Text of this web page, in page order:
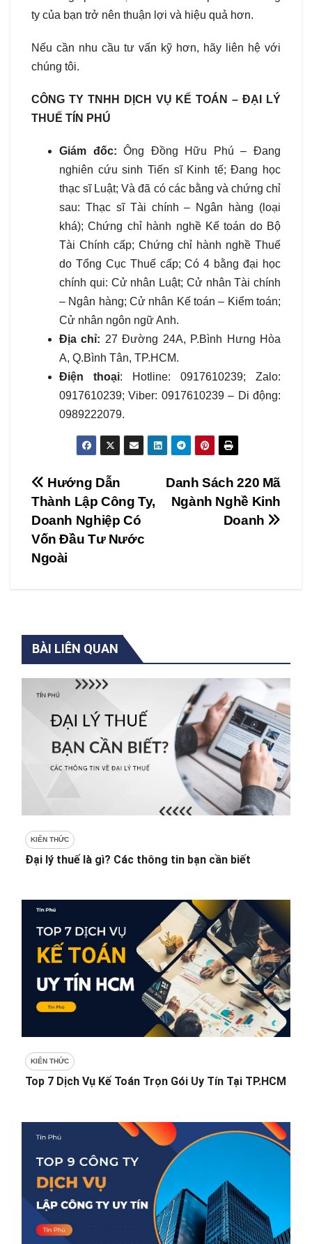
ty của bạn trở nên thuận lợi và hiệu quả hơn.
Nếu cần nhu cầu tư vấn kỹ hơn, hãy liên hệ với
chúng tôi.
CÔNG TY TNHH DỊCH VỤ KẾ TOÁN – ĐẠI LÝ
THUẾ TÍN PHÚ
Giám đốc: Ông Đồng Hữu Phú – Đang
nghiên cứu sinh Tiến sĩ Kinh tế; Đang học
thạc sĩ Luật; Và đã có các bằng và chứng chỉ
sau: Thạc sĩ Tài chính – Ngân hàng (loại
khá); Chứng chỉ hành nghề Kế toán do Bộ
Tài Chính cấp; Chứng chỉ hành nghề Thuế
do Tổng Cục Thuế cấp; Có 4 bằng đại học
chính qui: Cử nhân Luật; Cử nhân Tài chính
– Ngân hàng; Cử nhân Kế toán – Kiểm toán;
Cử nhân ngôn ngữ Anh.
Địa chỉ: 27 Đường 24A, P.Bình Hưng Hòa
A, Q.Bình Tân, TP.HCM.
Điện thoại: Hotline: 0917610239; Zalo:
0917610239; Viber: 0917610239 – Di động:
0989222079.
Điều
hướng
bài
viết
Danh Sách 220 Mã
Ngành Nghề Kinh
Doanh
Hướng Dẫn
Thành Lập Công Ty,
Doanh Nghiệp Có
Vốn Đầu Tư Nước
Ngoài
BÀI LIÊN QUAN
KIẾN THỨC
Đại lý thuế là gì? Các thông tin bạn cần biết
KIẾN THỨC
Top 7 Dịch Vụ Kế Toán Trọn Gói Uy Tín Tại TP.HCM